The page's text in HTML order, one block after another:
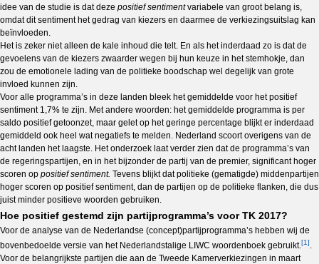
idee van de studie is dat deze positief sentimentvariabele van groot belang is,
omdat dit sentiment het gedrag van kiezers en daarmee de verkiezingsuitslag kan
beïnvloeden.
Het is zeker niet alleen de kale inhoud die telt. En als het inderdaad zo is dat de
gevoelens van de kiezers zwaarder wegen bij hun keuze in het stemhokje, dan
zou de emotionele lading van de politieke boodschap wel degelijk van grote
invloed kunnen zijn.
Voor alle programma’s in deze landen bleek het gemiddelde voor het positief
sentiment 1,7% te zijn. Met andere woorden: het gemiddelde programma is per
saldo positief getoonzet, maar gelet op het geringe percentage blijkt er inderdaad
gemiddeld ook heel wat negatiefs te melden. Nederland scoort overigens van de
acht landen het laagste. Het onderzoek laat verder zien dat de programma’s van
de regeringspartijen, en in het bijzonder de partij van de premier, significant hoger
scoren op positief sentiment. Tevens blijkt dat politieke (gematigde) middenpartijen
hoger scoren op positief sentiment, dan de partijen op de politieke flanken, die dus
juist minder positieve woorden gebruiken.
Hoe positief gestemd zijn partijprogramma’s voor TK 2017?
Voor de analyse van de Nederlandse (concept)partijprogramma’s hebben wij de
bovenbedoelde versie van het Nederlandstalige LIWC woordenboek gebruikt.[1].
Voor de belangrijkste partijen die aan de Tweede Kamerverkiezingen in maart